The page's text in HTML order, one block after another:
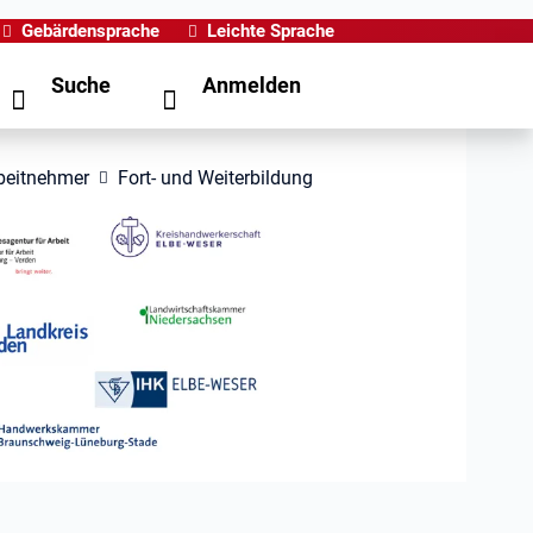
Gebärdensprache Leichte Sprache
Suche Anmelden
Fort- und Weiterbildung